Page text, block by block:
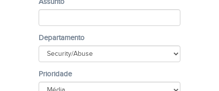
Assunto
Departamento
Prioridade